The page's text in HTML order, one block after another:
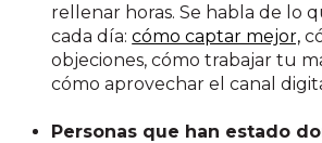
rellenar horas. Se habla de lo
cada día:cómo captar mejor,
objeciones, cómo trabajar tu
cómo aprovechar el canal
Personas que han estado